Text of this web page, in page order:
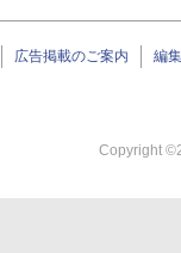
広告掲載のご案内 編
Copyright ©